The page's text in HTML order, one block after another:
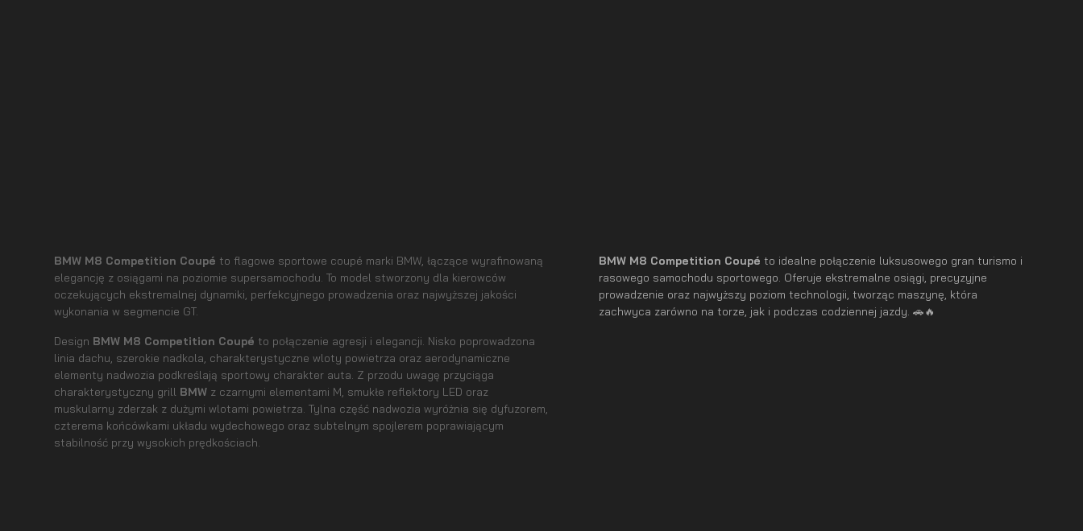
BMW M8 Competition Coupé to flagowe sportowe coupé marki BMW, łączące wyrafinowaną
elegancję z osiągami na poziomie supersamochodu. To model stworzony dla kierowców
oczekujących ekstremalnej dynamiki, perfekcyjnego prowadzenia oraz najwyższej jakości
wykonania w segmencie GT.
Design BMW M8 Competition Coupé to połączenie agresji i elegancji. Nisko poprowadzona
linia dachu, szerokie nadkola, charakterystyczne wloty powietrza oraz aerodynamiczne
elementy nadwozia podkreślają sportowy charakter auta. Z przodu uwagę przyciąga
charakterystyczny grill BMW z czarnymi elementami M, smukłe reflektory LED oraz
muskularny zderzak z dużymi wlotami powietrza. Tylna część nadwozia wyróżnia się dyfuzorem,
czterema końcówkami układu wydechowego oraz subtelnym spojlerem poprawiającym
stabilność przy wysokich prędkościach.
BMW M8 Competition Coupé to idealne połączenie luksusowego gran turismo i
rasowego samochodu sportowego. Oferuje ekstremalne osiągi, precyzyjne
prowadzenie oraz najwyższy poziom technologii, tworząc maszynę, która
zachwyca zarówno na torze, jak i podczas codziennej jazdy. 🚗🔥